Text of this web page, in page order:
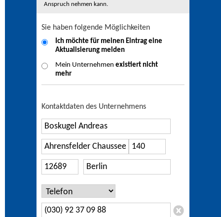
Anspruch nehmen kann.
Sie haben folgende Möglichkeiten
Ich möchte für meinen Eintrag eine
Aktualisierung melden
Mein Unternehmen existiert nicht
mehr
Kontaktdaten des Unternehmens